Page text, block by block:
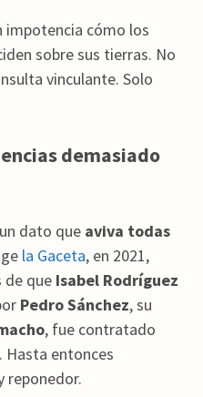
impotencia cómo los
sobre sus tierras. No
vinculante. Solo
demasiado
dato que aviva todas
la Gaceta, en 2021,
de que Isabel Rodríguez
Pedro Sánchez, su
, fue contratado
Hasta entonces
reponedor.